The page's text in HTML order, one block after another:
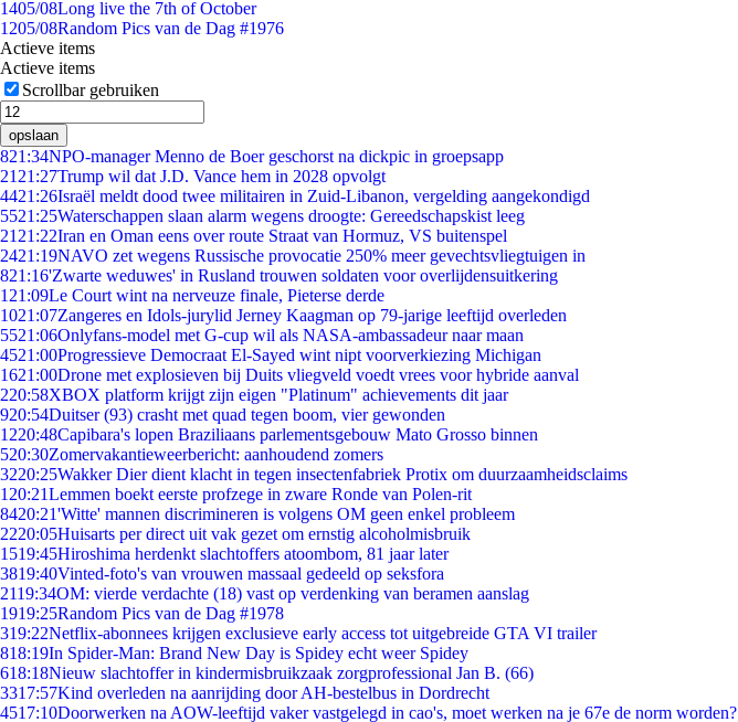
1405/08Long live the 7th of October
1205/08Random Pics van de Dag #1976
Actieve items
Actieve items
Scrollbar gebruiken
opslaan
821:34NPO-manager Menno de Boer geschorst na dickpic in groepsapp
21 21:27Trump wil dat J.D. Vance hem in 2028 opvolgt
4421:26Israël meldt dood twee militairen in Zuid-Libanon, vergelding aangekondigd
5521:25Waterschappen slaan alarm wegens droogte: Gereedschapskist leeg
21 21:22Iran en Oman eens over route Straat van Hormuz, VS buitenspel
2421:19NAVO zet wegens Russische provocatie 250% meer gevechtsvliegtuigen in
821:16'Zwarte weduwes' in Rusland trouwen soldaten voor overlijdensuitkering
1 21:09Le Court wint na nerveuze finale, Pieterse derde
1021:07Zangeres en Idols-jurylid Jerney Kaagman op 79-jarige leeftijd overleden
5521:06Onlyfans-model met G-cup wil als NASA-ambassadeur naar maan
4521:00Progressieve Democraat El-Sayed wint nipt voorverkiezing Michigan
1621:00Drone met explosieven bij Duits vliegveld voedt vrees voor hybride aanval
220:58XBOX platform krijgt zijn eigen "Platinum" achievements dit jaar
920:54Duitser (93) crasht met quad tegen boom, vier gewonden
1220:48Capibara's lopen Braziliaans parlementsgebouw Mato Grosso binnen
520:30Zomervakantieweerbericht: aanhoudend zomers
3220:25Wakker Dier dient klacht in tegen insectenfabriek Protix om duurzaamheidsclaims
1 20:21Lemmen boekt eerste profzege in zware Ronde van Polen-rit
8420:21'Witte' mannen discrimineren is volgens OM geen enkel probleem
2220:05Huisarts per direct uit vak gezet om ernstig alcoholmisbruik
1519:45Hiroshima herdenkt slachtoffers atoombom, 81 jaar later
3819:40Vinted-foto's van vrouwen massaal gedeeld op seksfora
2119:34OM: vierde verdachte (18) vast op verdenking van beramen aanslag
1919:25Random Pics van de Dag #1978
319:22Netflix-abonnees krijgen exclusieve early access tot uitgebreide GTA VI trailer
818:19In Spider-Man: Brand New Day is Spidey echt weer Spidey
618:18Nieuw slachtoffer in kindermisbruikzaak zorgprofessional Jan B. (66)
3317:57Kind overleden na aanrijding door AH-bestelbus in Dordrecht
4517:10Doorwerken na AOW-leeftijd vaker vastgelegd in cao's, moet werken na je 67e de norm worden?